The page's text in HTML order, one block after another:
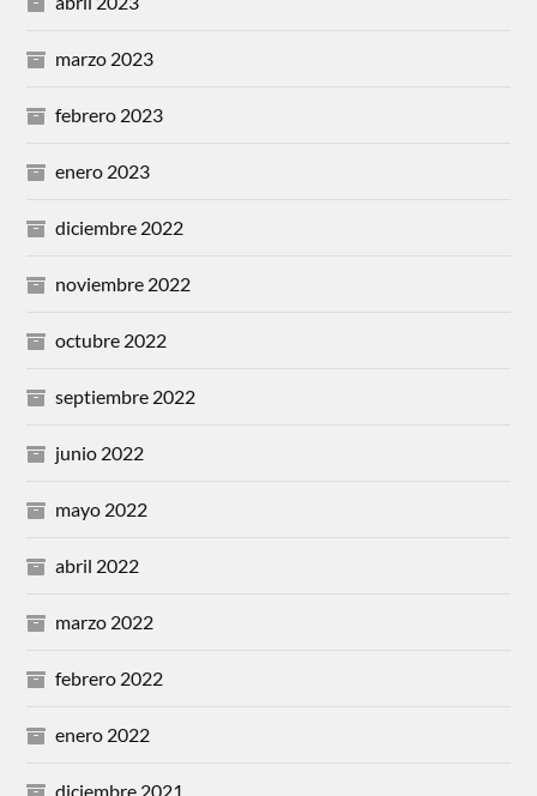
marzo 2023
febrero 2023
enero 2023
diciembre 2022
noviembre 2022
octubre 2022
septiembre 2022
junio 2022
mayo 2022
abril 2022
marzo 2022
febrero 2022
enero 2022
diciembre 2021